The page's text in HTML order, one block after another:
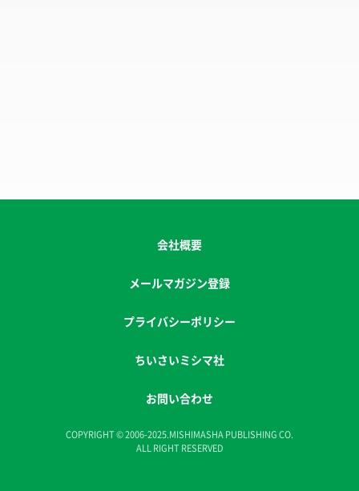
会社概要
メールマガジン登録
プライバシーポリシー
ちいさいミシマ社
お問い合わせ
COPYRIGHT © 2006-2025.MISHIMASHA PUBLISHING CO.
ALL RIGHT RESERVED